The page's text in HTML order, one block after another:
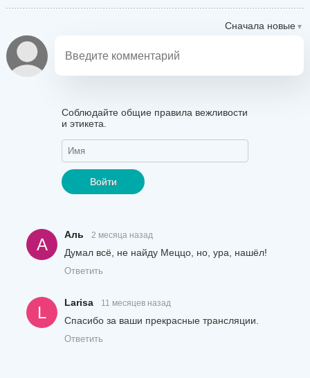
Сначала новые
Соблюдайте общие правила вежливости
и этикета.
Войти
А
Аль 2 месяца назад
Думал всё, не найду Меццо, но, ура, нашёл!
Ответить
L
Larisa 11 месяцев назад
Спасибо за ваши прекрасные трансляции.
Ответить